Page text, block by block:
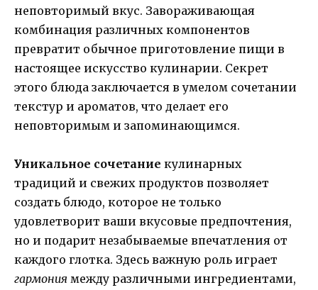
неповторимый вкус. Завораживающая
комбинация различных компонентов
превратит обычное приготовление пищи в
настоящее искусство кулинарии. Секрет
этого блюда заключается в умелом сочетании
текстур и ароматов, что делает его
неповторимым и запоминающимся.
Уникальное сочетание кулинарных
традиций и свежих продуктов позволяет
создать блюдо, которое не только
удовлетворит ваши вкусовые предпочтения,
но и подарит незабываемые впечатления от
каждого глотка. Здесь важную роль играет
гармония между различными ингредиентами,